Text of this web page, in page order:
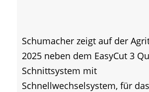
Schumacher zeigt auf der
2025 neben dem EasyCut 3
Schnittsystem mit
Schnellwechselsystem, für das